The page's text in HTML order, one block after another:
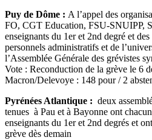
Puy de Dôme : A l’appel des
FO, CGT Education, FSU-SNUIPP,
enseignants du 1er et 2nd degré et
personnels administratifs et de
l’Assemblée Générale des grévistes
Vote : Reconduction de la grève le 6
Macron/Delevoye : 148 pour / 2
Pyrénées Atlantique : deux
tenues à Pau et à Bayonne ont
enseignants du 1er et 2nd degrés et
grève dès demain